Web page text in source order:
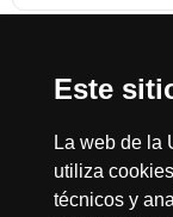
Este
La web de la
utiliza
técnicos y
Reconocimiento